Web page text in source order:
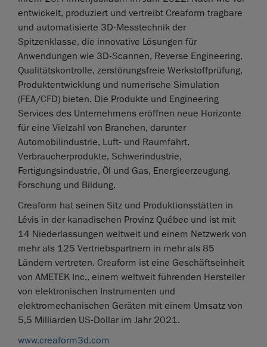
entwickelt, produziert und vertreibt Creaform tragbare
und automatisierte 3D-Messtechnik der
Spitzenklasse, die innovative Lösungen für
Anwendungen wie 3D-Scannen, Reverse Engineering,
Qualitätskontrolle, zerstörungsfreie Werkstoffprüfung,
Produktentwicklung und numerische Simulation
(FEA/CFD) bieten. Die Produkte und Engineering
Services des Unternehmens eröffnen neue Horizonte
für eine Vielzahl von Branchen, darunter
Automobilindustrie, Luft- und Raumfahrt,
Verbraucherprodukte, Schwerindustrie,
Fertigungsindustrie, Öl und Gas, Energieerzeugung,
Forschung und Bildung.
Creaform hat seinen Sitz und Produktionsstätten in
Lévis in der kanadischen Provinz Québec und ist mit
14 Niederlassungen weltweit und einem Netzwerk von
mehr als 125 Vertriebspartnern in mehr als 85
Ländern vertreten. Creaform ist eine Geschäftseinheit
von AMETEK Inc., einem weltweit führenden Hersteller
von elektronischen Instrumenten und
elektromechanischen Geräten mit einem Umsatz von
5,5 Milliarden US-Dollar im Jahr 2021.
www.creaform3d.com